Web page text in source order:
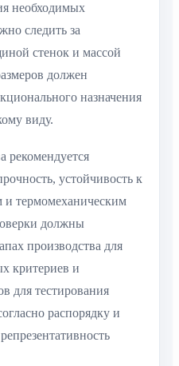
необходимых
следить за
стенок и массой
должен
назначения
виду.
рекомендуется
устойчивость к
и термомеханическим
должны
производства для
критериев и
для тестирования
распорядку и